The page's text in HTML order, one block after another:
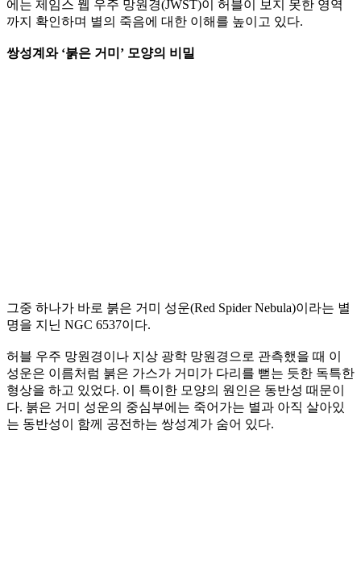
에는 제임스 웹 우주 망원경(JWST)이 허블이 보지 못한 영역
까지 확인하며 별의 죽음에 대한 이해를 높이고 있다.
쌍성계와 ‘붉은 거미’ 모양의 비밀
그중 하나가 바로 붉은 거미 성운(Red Spider Nebula)이라는 별
명을 지닌 NGC 6537이다.
허블 우주 망원경이나 지상 광학 망원경으로 관측했을 때 이
성운은 이름처럼 붉은 가스가 거미가 다리를 뻗는 듯한 독특한
형상을 하고 있었다. 이 특이한 모양의 원인은 동반성 때문이
다. 붉은 거미 성운의 중심부에는 죽어가는 별과 아직 살아있
는 동반성이 함께 공전하는 쌍성계가 숨어 있다.